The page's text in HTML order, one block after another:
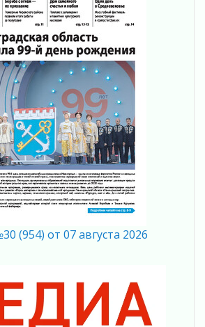
по карману
музыка
к выборам
только письменное
здоровья и кошелька
строителей
(954) от 07 августа 2026